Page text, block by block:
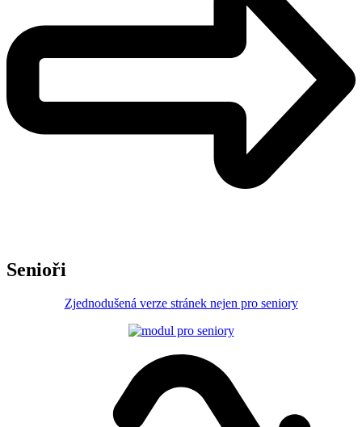
Senioři
Zjednodušená verze stránek nejen pro seniory